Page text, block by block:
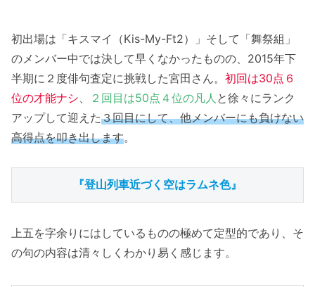
初出場は「キスマイ（Kis-My-Ft2）」そして「舞祭組」
のメンバー中では決して早くなかったものの、2015年下
半期に２度俳句査定に挑戦した宮田さん。 初回は30点６
位の才能ナシ、 ２回目は50点４位の凡人 と徐々にランク
アップして迎えた３回目にして、他メンバーにも負けない
高得点を叩き出します。
『登山列車近づく空はラムネ色』
上五を字余りにはしているものの極めて定型的であり、そ
の句の内容は清々しくわかり易く感じます。